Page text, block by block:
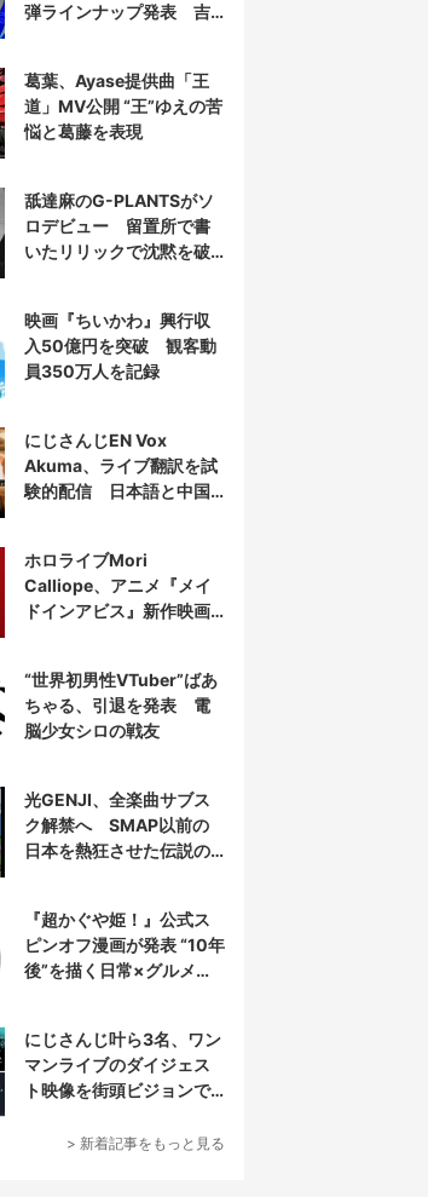
弾ラインナップ発表 吉
葛葉、Ayase提供曲「王
道」MV公開 “王”ゆえの苦
悩と葛藤を表現
舐達麻のG-PLANTSがソ
ロデビュー 留置所で書
いたリリックで沈黙を破
映画『ちいかわ』興行収
入50億円を突破 観客動
員350万人を記録
にじさんじEN Vox
Akuma、ライブ翻訳を試
験的配信 日本語と中国
ホロライブMori
Calliope、アニメ『メイ
ドインアビス』新作映画
“世界初男性VTuber”ばあ
ちゃる、引退を発表 電
脳少女シロの戦友
光GENJI、全楽曲サブス
ク解禁へ SMAP以前の
日本を熱狂させた伝説の
『超かぐや姫！』公式ス
ピンオフ漫画が発表 “10年
後”を描く日常×グルメ作
にじさんじ叶ら3名、ワン
マンライブのダイジェス
ト映像を街頭ビジョンで
> 新着記事をもっと見る